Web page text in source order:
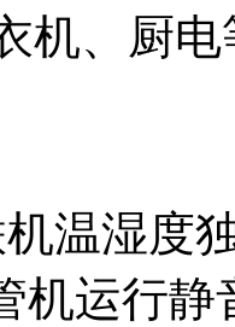
机、厨
温湿度
机运行